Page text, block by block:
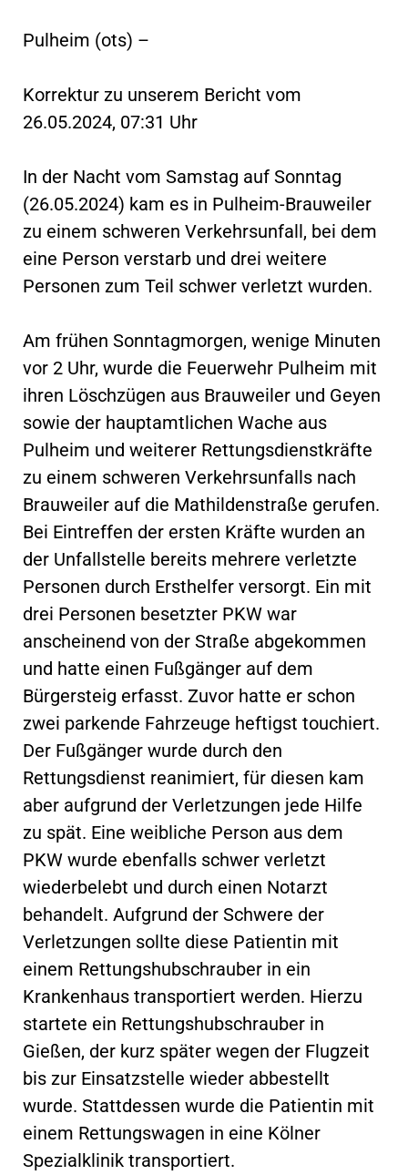
Pulheim (ots) –
Korrektur zu unserem Bericht vom
26.05.2024, 07:31 Uhr
In der Nacht vom Samstag auf Sonntag
(26.05.2024) kam es in Pulheim-Brauweiler
zu einem schweren Verkehrsunfall, bei dem
eine Person verstarb und drei weitere
Personen zum Teil schwer verletzt wurden.
Am frühen Sonntagmorgen, wenige Minuten
vor 2 Uhr, wurde die Feuerwehr Pulheim mit
ihren Löschzügen aus Brauweiler und Geyen
sowie der hauptamtlichen Wache aus
Pulheim und weiterer Rettungsdienstkräfte
zu einem schweren Verkehrsunfalls nach
Brauweiler auf die Mathildenstraße gerufen.
Bei Eintreffen der ersten Kräfte wurden an
der Unfallstelle bereits mehrere verletzte
Personen durch Ersthelfer versorgt. Ein mit
drei Personen besetzter PKW war
anscheinend von der Straße abgekommen
und hatte einen Fußgänger auf dem
Bürgersteig erfasst. Zuvor hatte er schon
zwei parkende Fahrzeuge heftigst touchiert.
Der Fußgänger wurde durch den
Rettungsdienst reanimiert, für diesen kam
aber aufgrund der Verletzungen jede Hilfe
zu spät. Eine weibliche Person aus dem
PKW wurde ebenfalls schwer verletzt
wiederbelebt und durch einen Notarzt
behandelt. Aufgrund der Schwere der
Verletzungen sollte diese Patientin mit
einem Rettungshubschrauber in ein
Krankenhaus transportiert werden. Hierzu
startete ein Rettungshubschrauber in
Gießen, der kurz später wegen der Flugzeit
bis zur Einsatzstelle wieder abbestellt
wurde. Stattdessen wurde die Patientin mit
einem Rettungswagen in eine Kölner
Spezialklinik transportiert.